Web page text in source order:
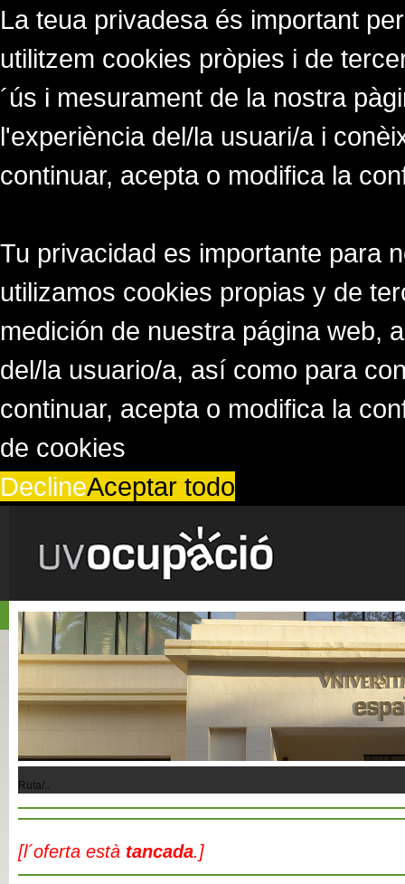
La teua privadesa és important
utilitzem cookies pròpies i de
´ús i mesurament de la nostra
l'experiència del/la usuari/a i
continuar, acepta o modifica la
Tu privacidad es importante para
utilizamos cookies propias y de
medición de nuestra página web,
del/la usuario/a, así como para
continuar, acepta o modifica la
de cookies
DeclineAceptar todo
Ruta/..
[l´oferta està tancada.]